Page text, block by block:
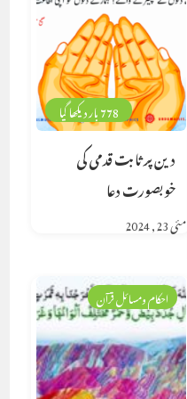
778 بار دیکھا گیا
دین پر ثابت قدمی کی
خوبصورت دعا
مئی 23, 2024
احکام ومسائل قرآن